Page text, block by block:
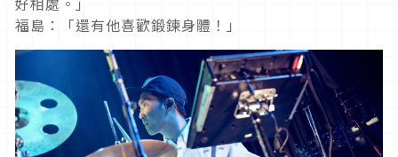
福島：「還有他喜歡鍛鍊身體！」